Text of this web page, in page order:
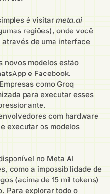
é visitar meta.ai
regiões), onde você
de uma interface
novos modelos estão
e Facebook.
como Groq
para executar esses
com hardware
executar os modelos
no Meta AI
como a impossibilidade de
(acima de 15 mil tokens)
Para explorar todo o